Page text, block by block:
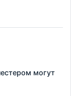
могут